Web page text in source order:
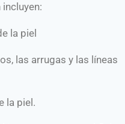
la piel
las arrugas y las líneas
la piel.